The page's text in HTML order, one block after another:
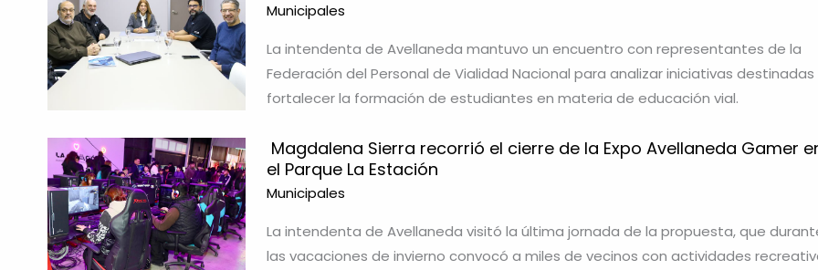
Municipales
La intendenta de Avellaneda mantuvo un encuentro con representantes de la
Federación del Personal de Vialidad Nacional para analizar iniciativas destinadas
fortalecer la formación de estudiantes en materia de educación vial.
Magdalena Sierra recorrió el cierre de la Expo Avellaneda Gamer
el Parque La Estación
Municipales
La intendenta de Avellaneda visitó la última jornada de la propuesta, que
las vacaciones de invierno convocó a miles de vecinos con actividades